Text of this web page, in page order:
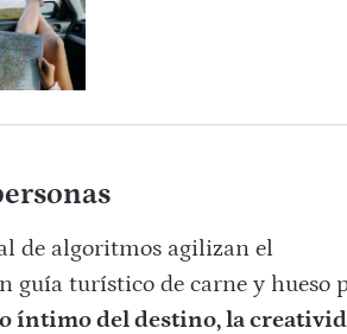
de algoritmos agilizan el
guía turístico de carne y hueso
íntimo del destino, la